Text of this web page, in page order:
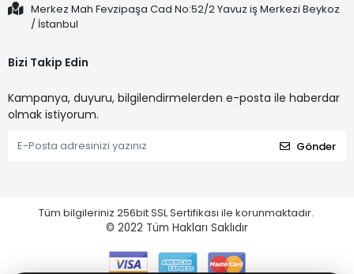
Merkez Mah Fevzipaşa Cad No:52/2 Yavuz iş Merkezi Beykoz
/ İstanbul
Bizi Takip Edin
Kampanya, duyuru, bilgilendirmelerden e-posta ile haberdar
olmak istiyorum.
Gönder
Tüm bilgileriniz 256bit SSL Sertifikası ile korunmaktadır.
© 2022 Tüm Hakları Saklıdır